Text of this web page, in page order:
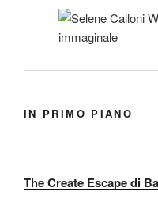
IN PRIMO PIANO
The Create Escape di